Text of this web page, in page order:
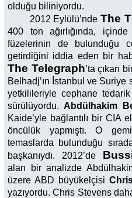
olduğu biliniyordu.
2012 Eylülü’ndeThe
400 ton ağırlığında,
füzelerinin de bulunduğu
getirdiğini iddia eden bir
The Telegraph’ta çıkan
Belhadj’ın İstanbul ve Suriye
yetkilileriyle cephane
sürülüyordu.Abdülhakim
Kaide’yle bağlantılı bir CIA
öncülük yapmıştı. O
temaslarda bulunduğu
başkanıydı. 2012’de
alan bir analizde
üzere ABD büyükelçisi
yazıyordu. Chris Stevens